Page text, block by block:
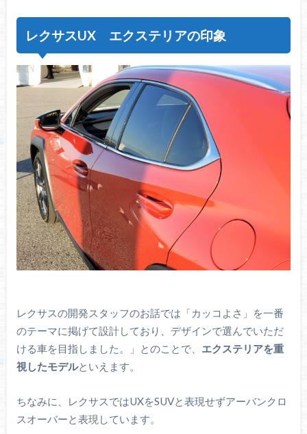
レクサスUX エクステリアの印象
レクサスの開発スタッフのお話では「カッコよさ」を一番
のテーマに掲げて設計しており、デザインで選んでいただ
ける車を目指しました。」とのことで、 エクステリアを重
視したモデルといえます。
ちなみに、レクサスではUXをSUVと表現せずアーバンクロ
スオーバーと表現しています。